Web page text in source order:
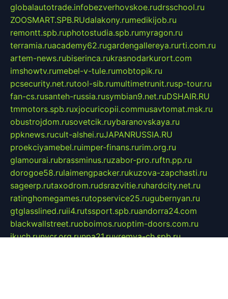
globalautotrade.infobezverhovskoe.rudrsschool.ru
ZOOSMART.SPB.RUdalakony.rumedikijob.ru
remontt.spb.ruphotostudia.spb.rumyragon.ru
terramia.ruacademy62.rugardengallereya.rurti.com.ru
artem-news.rubiserinca.rukrasnodarkurort.com
imshowtv.rumebel-v-tule.rumobtopik.ru
pcsecurity.net.rutool-sib.rumultimetrunit.rusp-tour.ru
fan-cs.rusanteh-russia.rusymbian9.net.ruDSHAIR.RU
tmmotors.spb.ruxjocuricopii.commusavtomat.msk.ru
obustrojdom.rusovetcik.ruybaranovskaya.ru
ppknews.rucult-alshei.ruJAPANRUSSIA.RU
proekciyamebel.ruimper-finans.rurim.org.ru
glamourai.rubrassminus.ruzabor-pro.ruftn.pp.ru
dorogoe58.rulaimengpacker.rukuzova-zapchasti.ru
sageerp.rutaxodrom.rudsrazvitie.ruhardcity.net.ru
ratinghomegames.rutopservice25.rugubernyan.ru
gtglasslined.ruii4.rutssport.spb.ruandorra24.com
blackwallstreet.ruoboimos.ruoptim-doors.com.ru
ikuch.runycr.org.runpa21.ruvremya-ch.spb.ru